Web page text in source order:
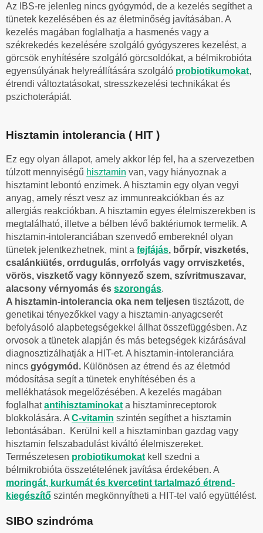
Az IBS-re jelenleg nincs gyógymód, de a kezelés segíthet a
tünetek kezelésében és az életminőség javításában. A
kezelés magában foglalhatja a hasmenés vagy a
székrekedés kezelésére szolgáló gyógyszeres kezelést, a
görcsök enyhítésére szolgáló görcsoldókat, a bélmikrobióta
egyensúlyának helyreállítására szolgáló probiotikumokat,
étrendi változtatásokat, stresszkezelési technikákat és
pszichoterápiát.
Hisztamin intolerancia ( HIT )
Ez egy olyan állapot, amely akkor lép fel, ha a szervezetben
túlzott mennyiségű hisztamin van, vagy hiányoznak a
hisztamint lebontó enzimek. A hisztamin egy olyan vegyi
anyag, amely részt vesz az immunreakciókban és az
allergiás reakciókban. A hisztamin egyes élelmiszerekben is
megtalálható, illetve a bélben lévő baktériumok termelik. A
hisztamin-intoleranciában szenvedő embereknél olyan
tünetek jelentkezhetnek, mint a fejfájás, bőrpír, viszketés,
csalánkiütés, orrdugulás, orrfolyás vagy orrviszketés,
vörös, viszkető vagy könnyező szem, szívritmuszavar,
alacsony vérnyomás és szorongás.
A hisztamin-intolerancia oka nem teljesen tisztázott, de
genetikai tényezőkkel vagy a hisztamin-anyagcserét
befolyásoló alapbetegségekkel állhat összefüggésben. Az
orvosok a tünetek alapján és más betegségek kizárásával
diagnosztizálhatják a HIT-et. A hisztamin-intoleranciára
nincs gyógymód. Különösen az étrend és az életmód
módosítása segít a tünetek enyhítésében és a
mellékhatások megelőzésében. A kezelés magában
foglalhatantihisztaminokat a hisztaminreceptorok
blokkolására. A C-vitamin szintén segíthet a hisztamin
lebontásában. Kerülni kell a hisztaminban gazdag vagy
hisztamin felszabadulást kiváltó élelmiszereket.
Természetesen probiotikumokat kell szedni a
bélmikrobióta összetételének javítása érdekében. A
moringát, kurkumát és kvercetint tartalmazó étrend-
kiegészítő szintén megkönnyítheti a HIT-tel való együttélést.
SIBO szindróma